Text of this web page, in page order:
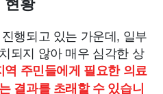
현황
행되고 있는 가운데, 일부
되지 않아 매우 심각한 상
역 주민들에게 필요한 의료
결과를 초래할 수 있습니